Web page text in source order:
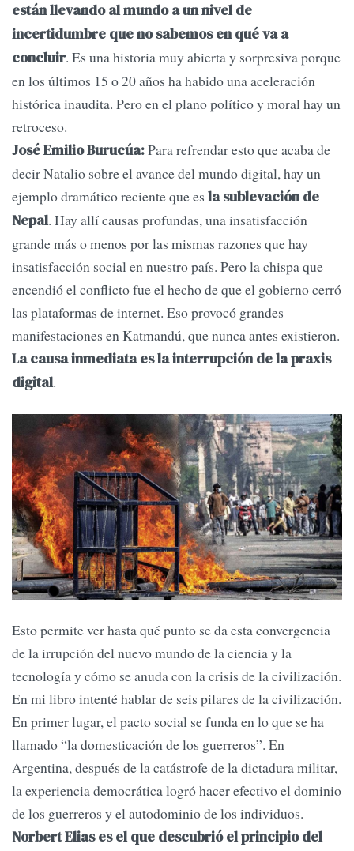
están llevando al mundo a un nivel de
incertidumbre que no sabemos en qué va a
concluir. Es una historia muy abierta y sorpresiva porque
en los últimos 15 o 20 años ha habido una aceleración
histórica inaudita. Pero en el plano político y moral hay un
retroceso.
José Emilio Burucúa:Para refrendar esto que acaba de
decir Natalio sobre el avance del mundo digital, hay un
ejemplo dramático reciente que es la sublevación de
Nepal. Hay allí causas profundas, una insatisfacción
grande más o menos por las mismas razones que hay
insatisfacción social en nuestro país. Pero la chispa que
encendió el conflicto fue el hecho de que el gobierno cerró
las plataformas de internet. Eso provocó grandes
manifestaciones en Katmandú, que nunca antes existieron.
La causa inmediata es la interrupción de la praxis
digital.
Esto permite ver hasta qué punto se da esta convergencia
de la irrupción del nuevo mundo de la ciencia y la
tecnología y cómo se anuda con la crisis de la civilización.
En mi libro intenté hablar de seis pilares de la civilización.
En primer lugar, el pacto social se funda en lo que se ha
llamado “la domesticación de los guerreros”. En
Argentina, después de la catástrofe de la dictadura militar,
la experiencia democrática logró hacer efectivo el dominio
de los guerreros y el autodominio de los individuos.
Norbert Elias es el que descubrió el principio del